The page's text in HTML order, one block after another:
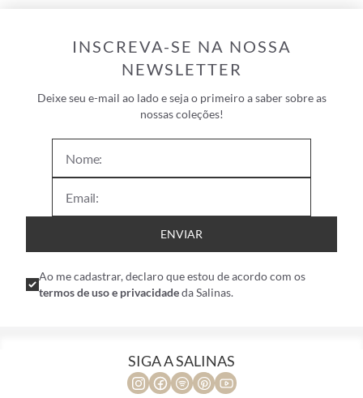
INSCREVA-SE NA NOSSA
NEWSLETTER
Deixe seu e-mail ao lado e seja o primeiro a saber sobre as
nossas coleções!
ENVIAR
Ao me cadastrar, declaro que estou de acordo com os
termos de uso e privacidadeda Salinas.
SIGA A SALINAS